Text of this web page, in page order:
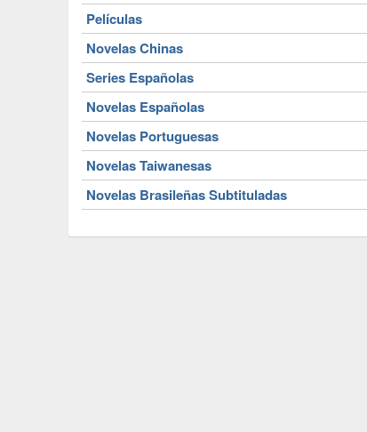
Películas
Novelas Chinas
Series Españolas
Novelas Españolas
Novelas Portuguesas
Novelas Taiwanesas
Novelas Brasileñas Subtituladas